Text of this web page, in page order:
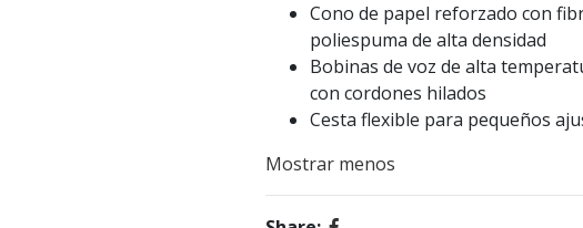
Cono de papel reforzado con
poliespuma de alta densidad
Bobinas de voz de alta
con cordones hilados
Cesta flexible para pequeños
Mostrar menos